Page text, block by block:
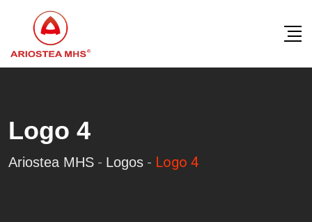
content
Logo 4
Ariostea MHS - Logos - Logo 4